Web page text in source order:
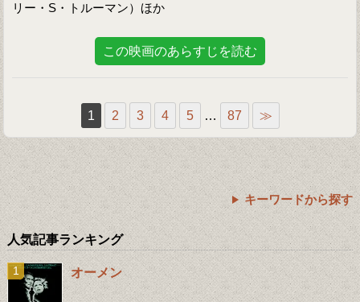
リー・S・トルーマン）ほか
この映画のあらすじを読む
1 2 3 4 5 … 87 ≫
キーワードから探す
人気記事ランキング
オーメン